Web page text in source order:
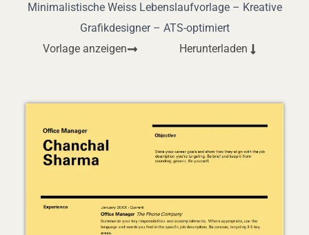
Minimalistische Weiss Lebenslaufvorlage – Kreative
Grafikdesigner – ATS-optimiert
Vorlage anzeigen
Herunterladen